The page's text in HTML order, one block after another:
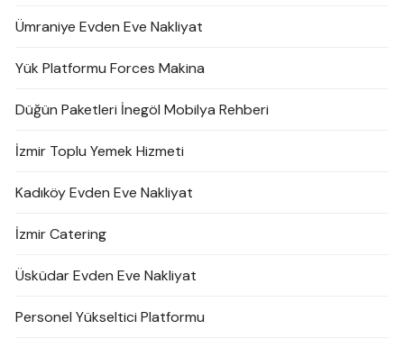
Ümraniye Evden Eve Nakliyat
Yük Platformu Forces Makina
Düğün Paketleri İnegöl Mobilya Rehberi
İzmir Toplu Yemek Hizmeti
Kadıköy Evden Eve Nakliyat
İzmir Catering
Üsküdar Evden Eve Nakliyat
Personel Yükseltici Platformu